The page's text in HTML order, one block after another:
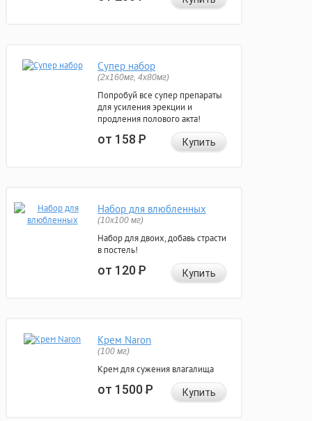
Супер набор
(2х160мг, 4х80мг)
Попробуй все супер препараты
для усиления эрекции и
продления полового акта!
от 158Р Купить
Набор для влюбленных
(10х100 мг)
Набор для двоих, добавь страсти
в постель!
от 120Р Купить
Крем Naron
(100 мг)
Крем для сужения влагалища
от 1500Р Купить